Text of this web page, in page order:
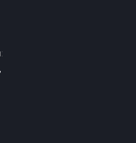
тоях:
миф
,